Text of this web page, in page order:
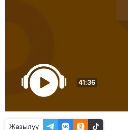
41:36
Жазылуу